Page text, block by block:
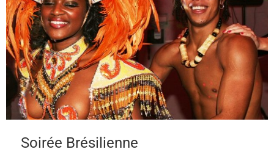
Soirée Brésilienne